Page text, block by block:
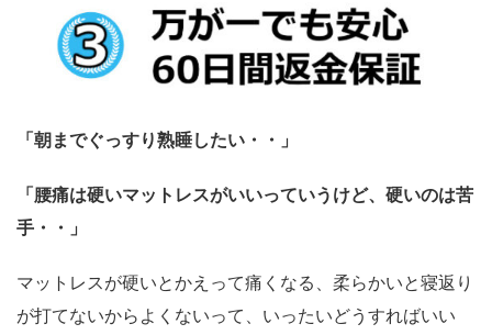
「朝までぐっすり熟睡したい・・」
「腰痛は硬いマットレスがいいっていうけど、硬いのは苦
手・・」
マットレスが硬いとかえって痛くなる、柔らかいと寝返り
が打てないからよくないって、いったいどうすればいい